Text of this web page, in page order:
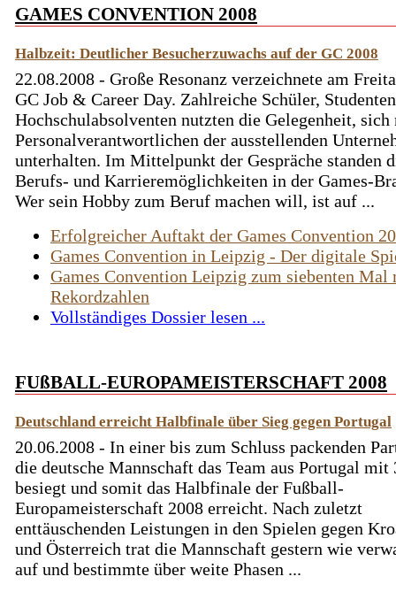
GAMES CONVENTION 2008
Halbzeit: Deutlicher Besucherzuwachs auf der GC 2008
22.08.2008 - Große Resonanz verzeichnete am
GC Job & Career Day. Zahlreiche Schüler,
Hochschulabsolventen nutzten die Gelegenheit, sich
Personalverantwortlichen der ausstellenden
unterhalten. Im Mittelpunkt der Gespräche standen
Berufs- und Karrieremöglichkeiten in der Games-
Wer sein Hobby zum Beruf machen will, ist auf ...
Erfolgreicher Auftakt der Games Convention
Games Convention in Leipzig - Der digitale
Games Convention Leipzig zum siebenten Mal
Rekordzahlen
Vollständiges Dossier lesen ...
FUßBALL-EUROPAMEISTERSCHAFT 2008
Deutschland erreicht Halbfinale über Sieg gegen Portugal
20.06.2008 - In einer bis zum Schluss packenden
die deutsche Mannschaft das Team aus Portugal mit
besiegt und somit das Halbfinale der Fußball-
Europameisterschaft 2008 erreicht. Nach zuletzt
enttäuschenden Leistungen in den Spielen gegen
und Österreich trat die Mannschaft gestern wie
auf und bestimmte über weite Phasen ...